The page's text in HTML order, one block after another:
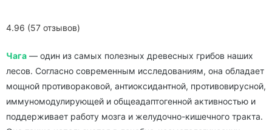
4.96 (57 отзывов)
Чага — один из самых полезных древесных грибов наших
лесов. Согласно современным исследованиям, она обладает
мощной противораковой, антиоксидантной, противовирусной,
иммуномодулирующей и общеадаптогенной активностью и
поддерживает работу мозга и желудочно-кишечного тракта.